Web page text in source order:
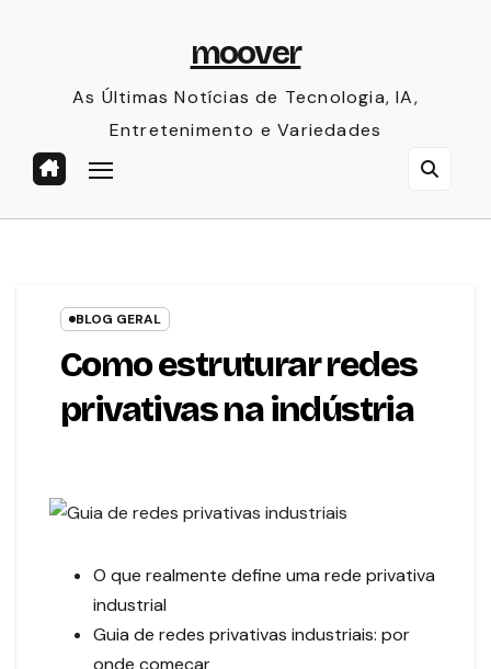
moover
As Últimas Notícias de Tecnologia, IA,
Entretenimento e Variedades
BLOG GERAL
Como estruturar redes
privativas na indústria
O que realmente define uma rede privativa
industrial
Guia de redes privativas industriais: por
onde começar